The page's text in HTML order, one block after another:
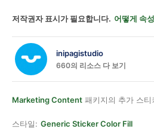
저작권자 표시가 필요합니다. 어떻게 속
inipagistudio
660의 리소스 다 보기
Marketing Content 패키지의 추가 스티
스타일: Generic Sticker Color Fill